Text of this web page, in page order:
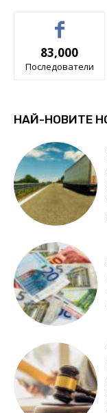
83,000
Последователи
НАЙ-НОВИТЕ